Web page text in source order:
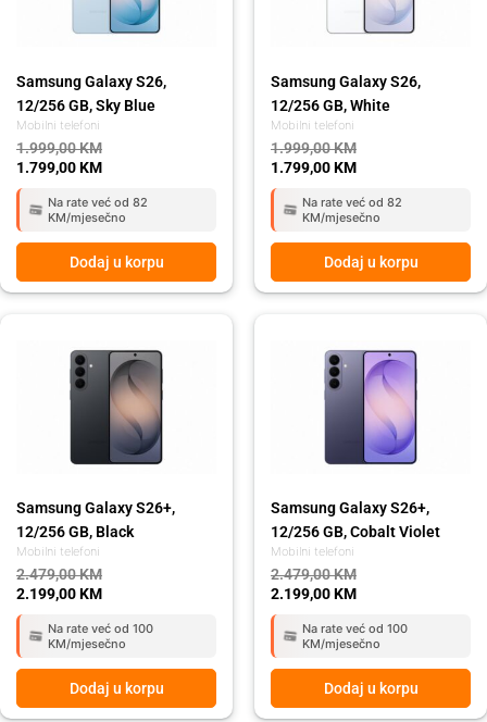
Mobilni telefoni
Samsung Galaxy S26,
12/256 GB, Sky Blue
1.999,00KM
1.799,00KM
Na rate već od 82
KM/mjesečno
Dodaj u korpu
Mobilni telefoni
Samsung Galaxy S26,
12/256 GB, White
1.999,00KM
1.799,00KM
Na rate već od 82
KM/mjesečno
Dodaj u korpu
Mobilni telefoni
Samsung Galaxy S26+,
12/256 GB, Black
2.479,00KM
2.479,00 KM.
2.199,00KM
2.199,00 KM.
Na rate već od 100
KM/mjesečno
Dodaj u korpu
Mobilni telefoni
Samsung Galaxy S26+,
12/256 GB, Cobalt Violet
2.479,00KM
2.479,00 KM.
2.199,00KM
2.199,00 KM.
Na rate već od 100
KM/mjesečno
Dodaj u korpu